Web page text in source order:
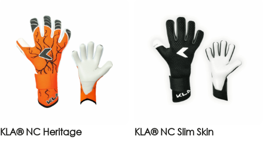
KLA® NC Heritage KLA® NC Slim Skin